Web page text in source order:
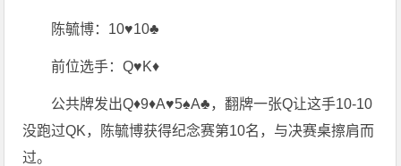
陈毓博：10♥10♣
前位选手：Q♥K♦
公共牌发出Q♦9♦A♥5♠A♣，翻牌一张Q让这手10-10
没跑过QK，陈毓博获得纪念赛第10名，与决赛桌擦肩而
过。